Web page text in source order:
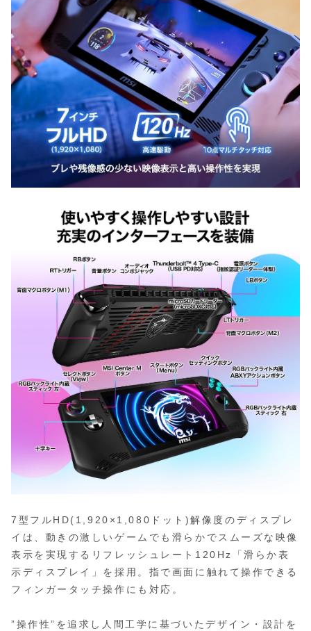
7型フルHD(1,920×1,080ドット)解像度のディスプレ
イは、動きの激しいゲームでも滑らかでスムーズな映像
表示を実現するリフレッシュレート120Hz「滑らか表
示ディスプレイ」を採用。指で画面に触れて操作できる
フィンガータッチ操作にも対応。
”操作性”を追求し人間工学に基づいたデザイン・設計を